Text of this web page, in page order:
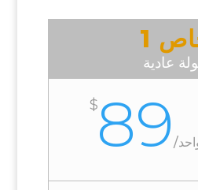
1
عادية
$89/